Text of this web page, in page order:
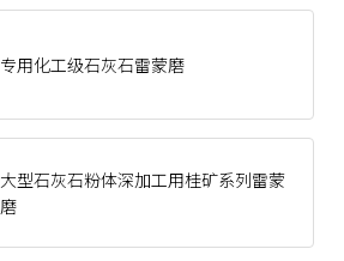
专用化工级石灰石雷蒙磨
大型石灰石粉体深加工用桂矿系列雷蒙
磨